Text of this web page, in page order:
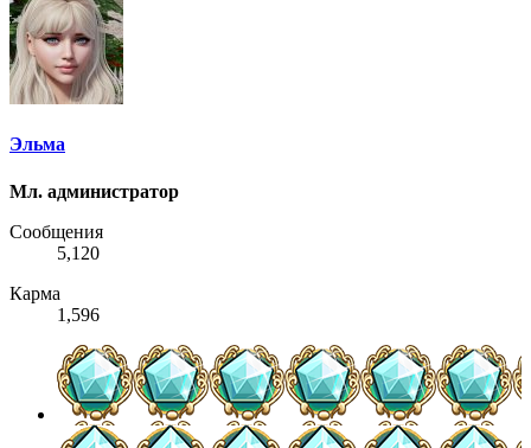
Эльма
Мл. администратор
Сообщения
5,120
Карма
1,596